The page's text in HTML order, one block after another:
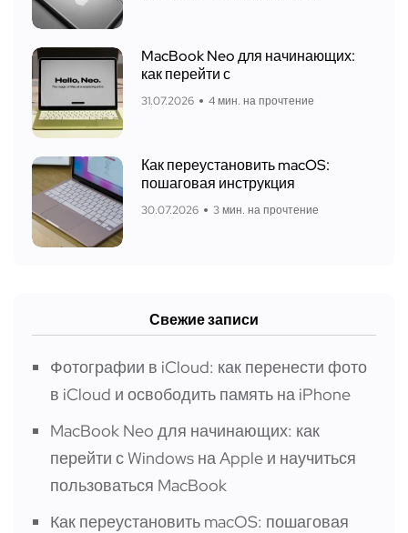
MacBook Neo для начинающих:
как перейти с
31.07.2026 4 мин. на прочтение
Как переустановить macOS:
пошаговая инструкция
30.07.2026 3 мин. на прочтение
Свежие записи
Фотографии в iCloud: как перенести фото
в iCloud и освободить память на iPhone
MacBook Neo для начинающих: как
перейти с Windows на Apple и научиться
пользоваться MacBook
Как переустановить macOS: пошаговая